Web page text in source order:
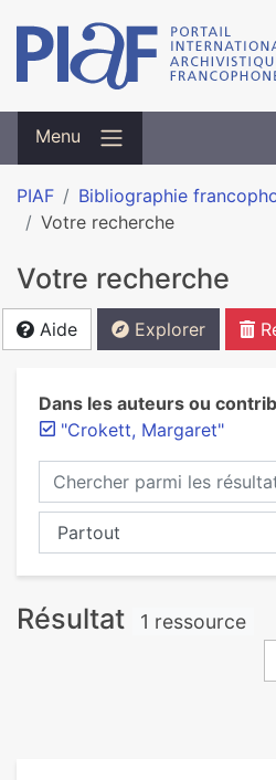
Menu
PIAF
Bibliographie
Votre recherche
Votre recherche
Aide Explorer
Dans les auteurs ou
"Crokett, Margaret"
Chercher parmi les
Chercher dans...
Résultat 1 ressource